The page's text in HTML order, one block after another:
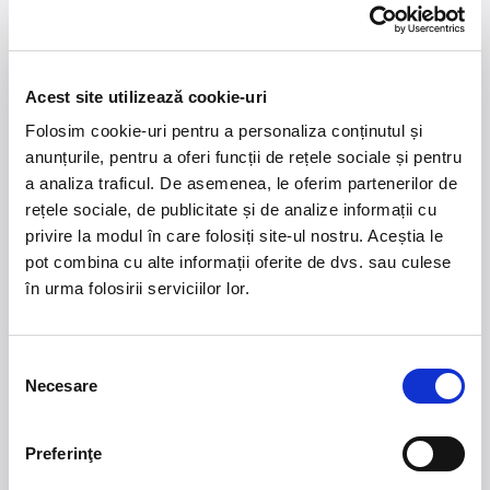
Acest site utilizează cookie-uri
Folosim cookie-uri pentru a personaliza conținutul și
anunțurile, pentru a oferi funcții de rețele sociale și pentru
a analiza traficul. De asemenea, le oferim partenerilor de
rețele sociale, de publicitate și de analize informații cu
privire la modul în care folosiți site-ul nostru. Aceștia le
pot combina cu alte informații oferite de dvs. sau culese
în urma folosirii serviciilor lor.
consimțământului
Necesare
Preferinţe
La 26 noiembrie 1938, două grenade de mână au
explodat în sala de spectacole a Teatrului din
Timișoara în timpul unei reprezentații a cântăreței
evreico-bucovinene Sidy Thal și a ansamblului său.
Patru persoane au fost ucise și 70 rănite în atacul
antisemit comis de Garda de Fier, un grup naționalist de
extremă dreapta.
Evenimentul, puțin cunoscut în orașul Timișoara,
dramaturgul Thomas Perle și regizorul Clemens
pentru Studiul Istoriei Evreilor din Romania „Wilhelm
Ce este adevărat? Ce s-a întâmplat cu adevărat? Piesa